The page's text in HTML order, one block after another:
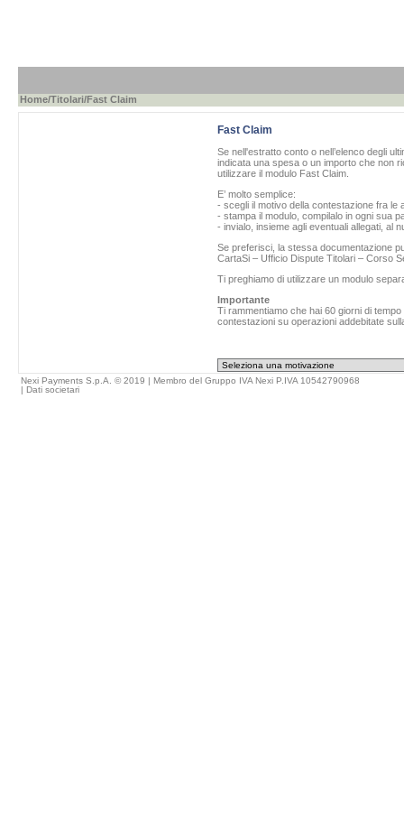
Home/Titolari/Fast Claim
Fast Claim
Se nell'estratto conto o nell’elenco degli
indicata una spesa o un importo che non
utilizzare il modulo Fast Claim.
E’ molto semplice:
- scegli il motivo della contestazione fra le
- stampa il modulo, compilalo in ogni sua
- invialo, insieme agli eventuali allegati, al
Se preferisci, la stessa documentazione
CartaSi – Ufficio Dispute Titolari – Corso
Ti preghiamo di utilizzare un modulo
Importante
Ti rammentiamo che hai 60 giorni di
contestazioni su operazioni addebitate
Nexi Payments S.p.A. © 2019 | Membro del Gruppo IVA Nexi P.IVA 10542790968
| Dati societari